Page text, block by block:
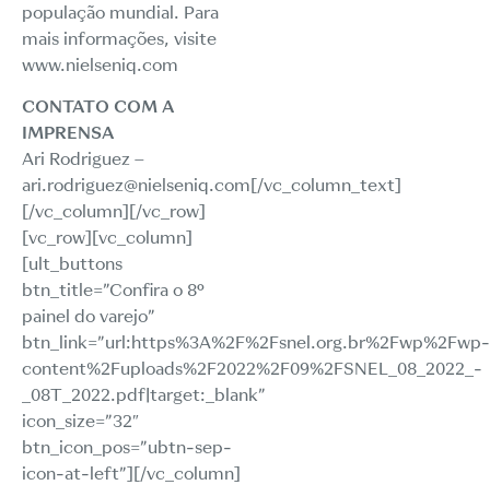
população mundial. Para
mais informações, visite
www.nielseniq.com
CONTATO COM A
IMPRENSA
Ari Rodriguez –
ari.rodriguez@nielseniq.com[/vc_column_text]
[/vc_column][/vc_row]
[vc_row][vc_column]
[ult_buttons
btn_title=”Confira o 8º
painel do varejo”
btn_link=”url:https%3A%2F%2Fsnel.org.br%2Fwp%2Fwp-
content%2Fuploads%2F2022%2F09%2FSNEL_08_2022_-
_08T_2022.pdf|target:_blank”
icon_size=”32″
btn_icon_pos=”ubtn-sep-
icon-at-left”][/vc_column]